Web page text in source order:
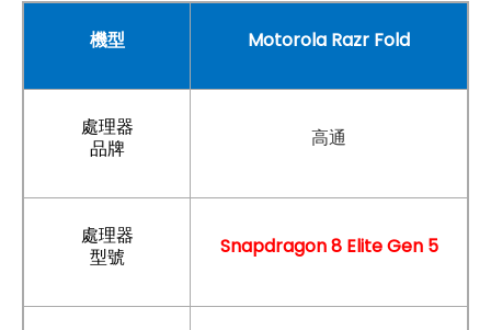
機型 Motorola Razr Fold
處理器
品牌
高通
處理器
型號
Snapdragon 8 Elite Gen 5